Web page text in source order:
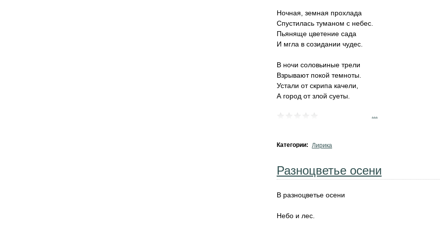
Ночная, земная прохлада
Спустилась туманом с небес.
Пьяняще цветение сада
И мгла в созидании чудес.
В ночи соловьиные трели
Взрывают покой темноты.
Устали от скрипа качели,
А город от злой суеты.
Категории: Лирика
Разноцветье осени
В разноцветье осени
Небо и лес.